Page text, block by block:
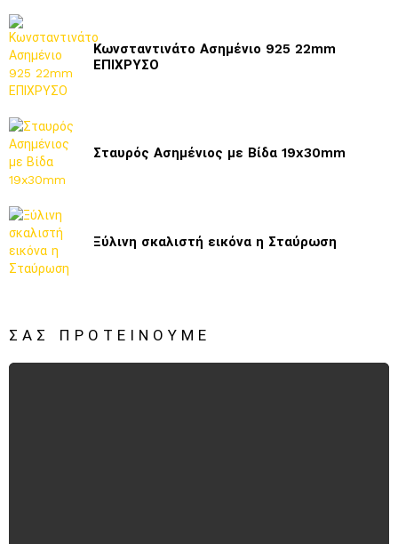
Κωνσταντινάτο Ασημένιο 925 22mm
ΕΠΙΧΡΥΣΟ
Σταυρός Ασημένιος με Βίδα 19x30mm
Ξύλινη σκαλιστή εικόνα η Σταύρωση
ΣΑΣ ΠΡΟΤΕΊΝΟΥΜΕ